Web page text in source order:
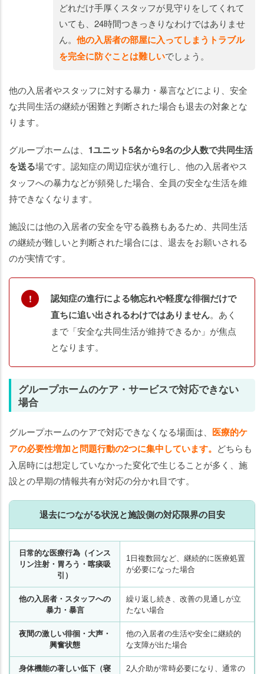
どれだけ手厚くスタッフが見守りをしてくれて
いても、24時間つきっきりなわけではありませ
ん。 他の入居者の部屋に入ってしまうトラブル
を完全に防ぐことは難しいでしょう。
他の入居者やスタッフに対する暴力・暴言などにより、安全
な共同生活の継続が困難と判断された場合も退去の対象とな
ります。
グループホームは、 1ユニット5名から9名の少人数で共同生活
を送る場です。認知症の周辺症状が進行し、他の入居者やス
タッフへの暴力などが頻発した場合、全員の安全な生活を維
持できなくなります。
施設には他の入居者の安全を守る義務もあるため、共同生活
の継続が難しいと判断された場合には、退去をお願いされる
のが実情です。
認知症の進行による物忘れや軽度な徘徊だけで
直ちに追い出されるわけではありません。あく
まで「安全な共同生活が維持できるか」が焦点
となります。
グループホームのケア・サービスで対応できない
場合
グループホームのケアで対応できなくなる場面は、 医療的ケ
アの必要性増加と問題行動の2つに集中しています。 どちらも
入居時には想定していなかった変化で生じることが多く、施
設との早期の情報共有が対応の分かれ目です。
退去につながる状況と施設側の対応限界の目安
日常的な医療行為（インス
リン注射・胃ろう・喀痰吸
引）
1日複数回など、継続的に医療処置
が必要になった場合
他の入居者・スタッフへの
暴力・暴言
繰り返し続き、改善の見通しが立
たない場合
夜間の激しい徘徊・大声・
興奮状態
他の入居者の生活や安全に継続的
な支障が出た場合
身体機能の著しい低下（寝
2人介助が常時必要になり、通常の